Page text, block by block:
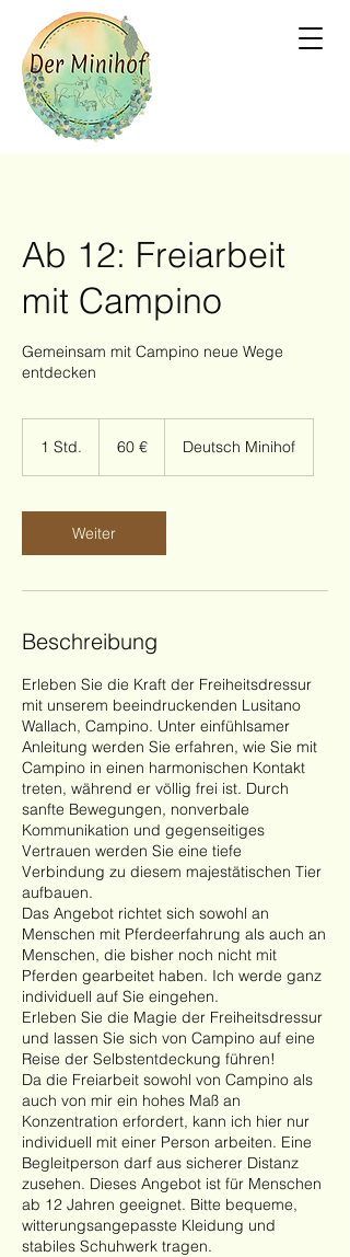
Ab 12: Freiarbeit
mit Campino
Gemeinsam mit Campino neue Wege
entdecken
1 Std.
d
60 € Deutsch Minihof
Weiter
Beschreibung
Erleben Sie die Kraft der Freiheitsdressur
mit unserem beeindruckenden Lusitano
Wallach, Campino. Unter einfühlsamer
Anleitung werden Sie erfahren, wie Sie mit
Campino in einen harmonischen Kontakt
treten, während er völlig frei ist. Durch
sanfte Bewegungen, nonverbale
Kommunikation und gegenseitiges
Vertrauen werden Sie eine tiefe
Verbindung zu diesem majestätischen Tier
aufbauen.
Das Angebot richtet sich sowohl an
Menschen mit Pferdeerfahrung als auch an
Menschen, die bisher noch nicht mit
Pferden gearbeitet haben. Ich werde ganz
individuell auf Sie eingehen.
Erleben Sie die Magie der Freiheitsdressur
und lassen Sie sich von Campino auf eine
Reise der Selbstentdeckung führen!
Da die Freiarbeit sowohl von Campino als
auch von mir ein hohes Maß an
Konzentration erfordert, kann ich hier nur
individuell mit einer Person arbeiten. Eine
Begleitperson darf aus sicherer Distanz
zusehen. Dieses Angebot ist für Menschen
ab 12 Jahren geeignet. Bitte bequeme,
witterungsangepasste Kleidung und
stabiles Schuhwerk tragen.